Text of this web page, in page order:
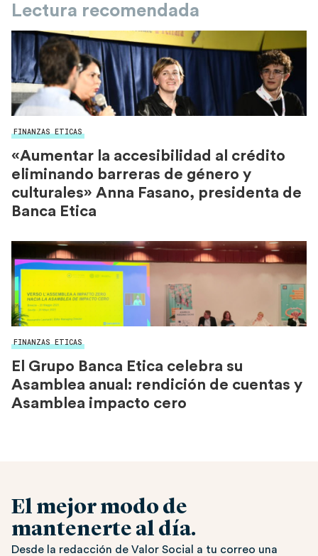
Lectura recomendada
FINANZAS ETICAS
«Aumentar la accesibilidad al crédito
eliminando barreras de género y
culturales» Anna Fasano, presidenta de
Banca Etica
FINANZAS ETICAS
El Grupo Banca Etica celebra su
Asamblea anual: rendición de cuentas y
Asamblea impacto cero
El mejor modo de
mantenerte al día.
Desde la redacción de Valor Social a tu correo una